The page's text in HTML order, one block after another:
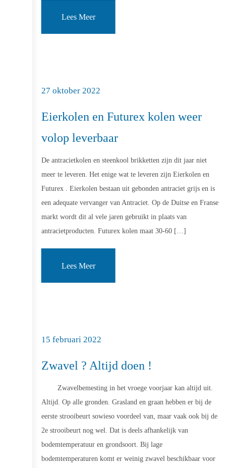
Lees Meer
27 oktober 2022
Eierkolen en Futurex kolen weer
volop leverbaar
De antracietkolen en steenkool brikketten zijn dit jaar niet
meer te leveren. Het enige wat te leveren zijn Eierkolen en
Futurex . Eierkolen bestaan uit gebonden antraciet grijs en is
een adequate vervanger van Antraciet. Op de Duitse en Franse
markt wordt dit al vele jaren gebruikt in plaats van
antracietproducten. Futurex kolen maat 30-60 […]
Lees Meer
15 februari 2022
Zwavel ? Altijd doen !
Zwavelbemesting in het vroege voorjaar kan altijd uit.
Altijd. Op alle gronden. Grasland en graan hebben er bij de
eerste strooibeurt sowieso voordeel van, maar vaak ook bij de
2e strooibeurt nog wel. Dat is deels afhankelijk van
bodemtemperatuur en grondsoort. Bij lage
bodemtemperaturen komt er weinig zwavel beschikbaar voor